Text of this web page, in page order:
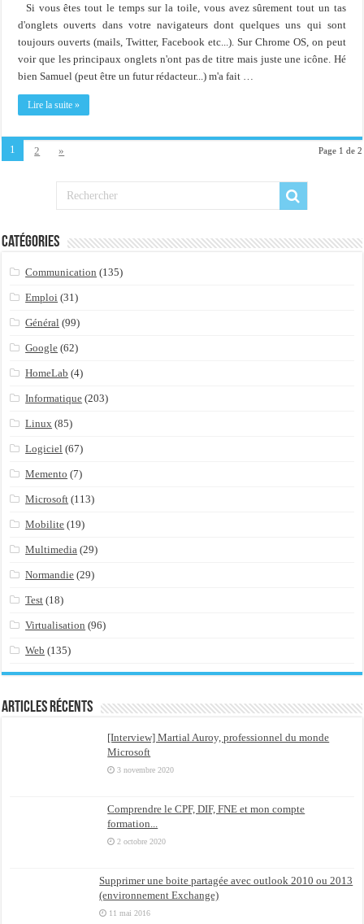
Si vous êtes tout le temps sur la toile, vous avez sûrement tout un tas
d'onglets ouverts dans votre navigateurs dont quelques uns qui sont
toujours ouverts (mails, Twitter, Facebook etc...). Sur Chrome OS, on peut
voir que les principaux onglets n'ont pas de titre mais juste une icône. Hé
bien Samuel (peut être un futur rédacteur...) m'a fait …
Lire la suite »
Page 1 de 2
1 2 »
Catégories
Communication (135)
Emploi (31)
Général (99)
Google (62)
HomeLab (4)
Informatique (203)
Linux (85)
Logiciel (67)
Memento (7)
Microsoft (113)
Mobilite (19)
Multimedia (29)
Normandie (29)
Test (18)
Virtualisation (96)
Web (135)
Articles récents
[Interview] Martial Auroy, professionnel du monde
Microsoft
3 novembre 2020
Comprendre le CPF, DIF, FNE et mon compte
formation...
2 octobre 2020
Supprimer une boite partagée avec outlook 2010 ou 2013
(environnement Exchange)
11 mai 2016